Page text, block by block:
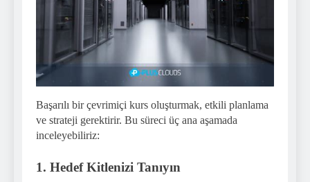
Başarılı bir çevrimiçi kurs oluşturmak, etkili planlama
ve strateji gerektirir. Bu süreci üç ana aşamada
inceleyebiliriz:
1. Hedef Kitlenizi Tanıyın